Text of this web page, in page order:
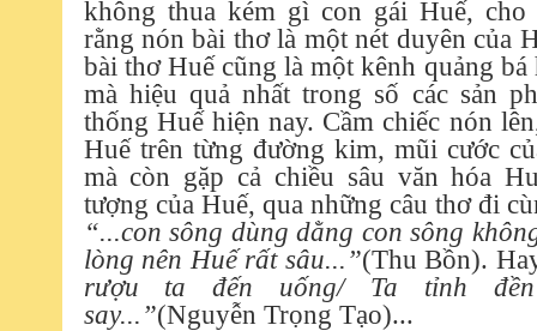
không thua kém gì con gái Huế,
rằng nón bài thơ là một nét duyên của
bài thơ Huế cũng là một kênh quảng
mà hiệu quả nhất trong số các sản
thống Huế hiện nay. Cầm chiếc nón
Huế trên từng đường kim, mũi cước
mà còn gặp cả chiều sâu văn hóa
tượng của Huế, qua những câu thơ đi
“...con sông dùng dằng con sông
lòng nên Huế rất sâu...”(Thu Bồn).
rượu ta đến uống/ Ta tỉnh
say...”(Nguyễn Trọng Tạo)...